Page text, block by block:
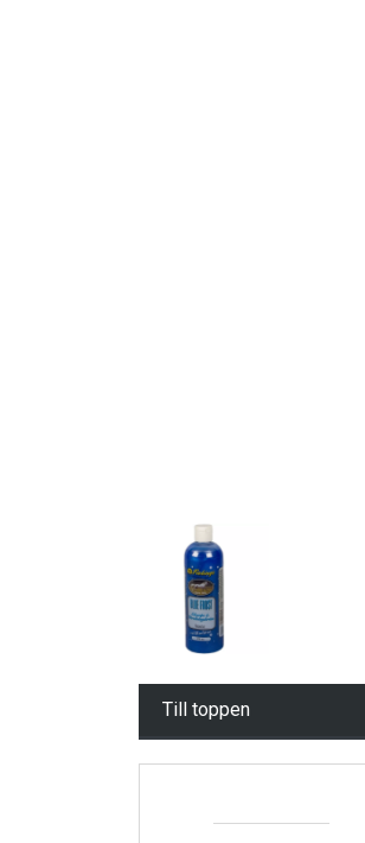
Till toppen